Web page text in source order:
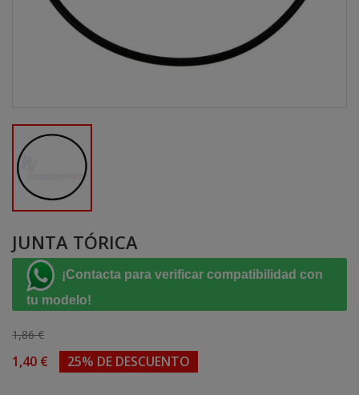
JUNTA TÓRICA
¡Contacta para verificar compatibilidad con
tu modelo!
1,86 €
1,40 € 25% DE DESCUENTO